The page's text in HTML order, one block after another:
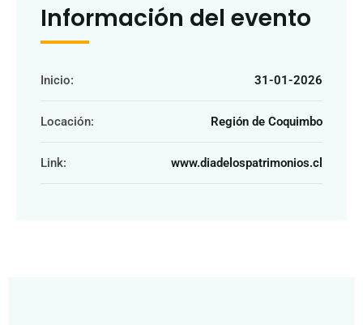
Información del evento
Inicio: 31-01-2026
Locación: Región de Coquimbo
Link: www.diadelospatrimonios.cl